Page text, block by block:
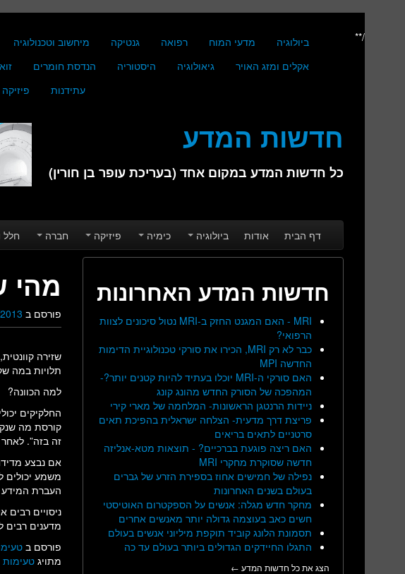
ביולוגיה מדעי המוח רפואה גנטיקה מיחשוב וטכנולוגיה
אקלים ומזג האויר
גיאולוגיה היסטוריה הנדסת חומרים
עתידנות
פיזיקה
חדשות המדע
כל חדשות המדע במקום אחד (בעריכת עופר בן חורין)
Main menu
דף הבית אודות ביולוגיה כימיה פיזיקה חברה חלל
מהי
פורסם ב
תלויות במה
למה הכוונה?
החלקיקים
קורסת מה
זה בזה”.
אם נבצע
משמע יכולים
העברת המידע
ניסויים
מדענים רבים
פורסם ב
מתויג
חדשות המדע האחרונות
MRI - האם המגנט החזק ב-MRI נטול סיכונים לצוות
הרפואי?
כבר לא רק MRI, הכירו את סורקי טכנולוגיית הדימות
החדשה MPI
האם סורקי ה-MRI יוכלו בעתיד להיות קטנים יותר?-
המהפכה של הסורק החדש מהונג קונג
ניידות הרנטגן הראשונות- המלחמה של מארי קירי
פריצת דרך מדעית- הצלחה ישראלית בהפיכת תאים
סרטניים לתאים בריאים
האם ריצה פוגעת בברכיים? - תוצאות מטא-אנליזה
חדשה שסוקרת מחקרי MRI
נפילה של חמישים אחוז בספירת הזרע של גברים
בעולם בשנים האחרונות
מחקר חדש מגלה: אנשים על הספקטרום האוטיסטי
חשים כאב בעוצמה גדולה יותר מאנשים אחרים
תסמונת הלונג קוביד תוקפת מיליוני אנשים בעולם
התגלו החיידקים הגדולים ביותר בעולם עד כה
הצג את כל חדשות המדע ←
/**